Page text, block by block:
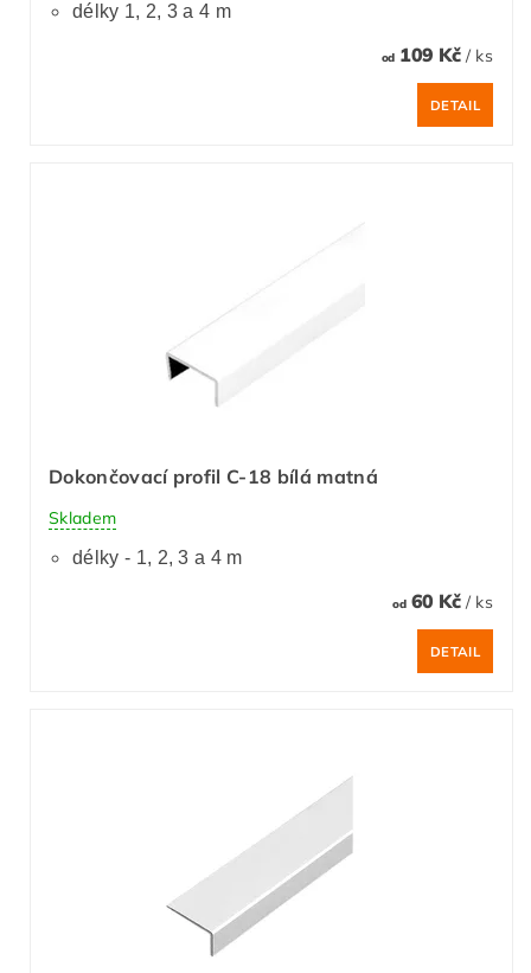
délky 1, 2, 3 a 4 m
od109 Kč / ks
DETAIL
Dokončovací profil C-18 bílá matná
Skladem
délky - 1, 2, 3 a 4 m
od60 Kč / ks
DETAIL